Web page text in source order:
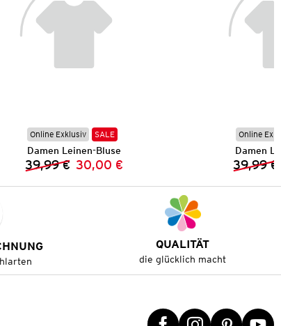
Online Exklusiv SALE
Damen Leinen-Bluse
Vorheriger Preis:
39,99 € Neuer Preis:
30,00 €
Online
Damen
39,99 €
QUALITÄT
die glücklich macht